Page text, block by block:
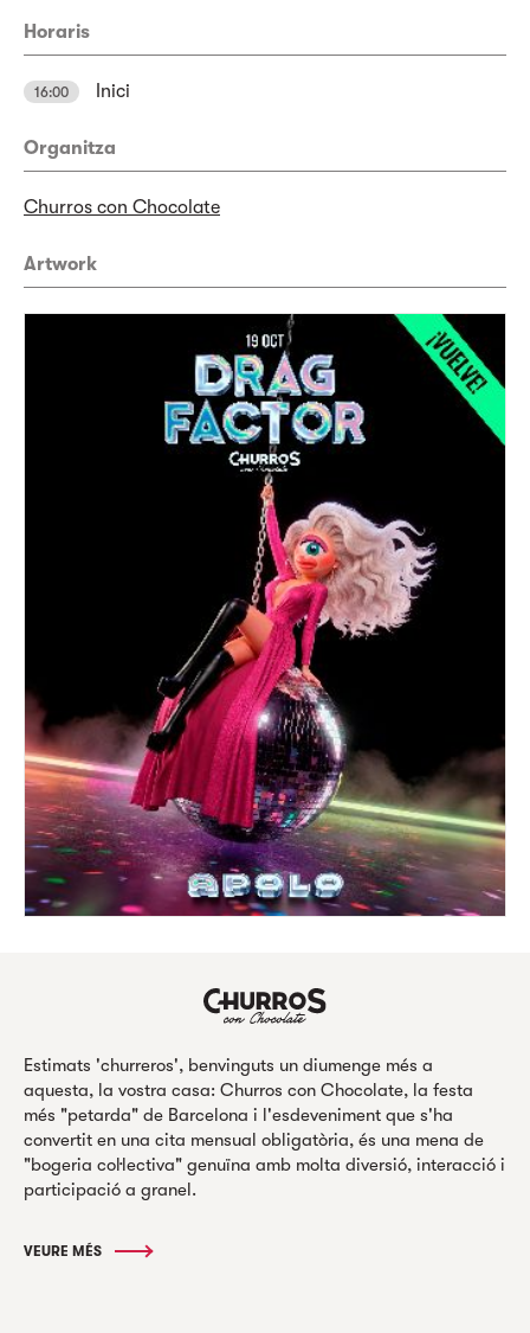
Horaris
16:00 Inici
Organitza
Churros con Chocolate
Artwork
Estimats 'churreros', benvinguts un diumenge més a
aquesta, la vostra casa: Churros con Chocolate, la festa
més "petarda" de Barcelona i l'esdeveniment que s'ha
convertit en una cita mensual obligatòria, és una mena de
"bogeria col·lectiva" genuïna amb molta diversió, interacció i
participació a granel.
VEURE MÉS